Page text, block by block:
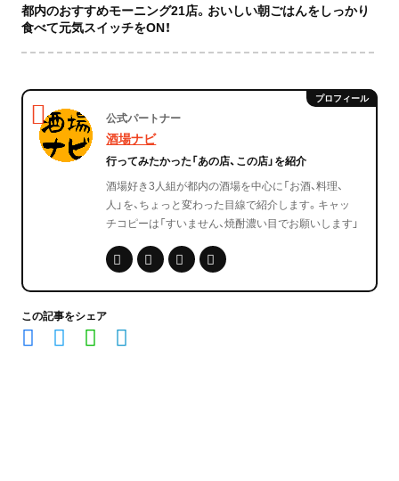
都内のおすすめモーニング21店。おいしい朝ごはんをしっかり
食べて元気スイッチをON！
公式パートナー
酒場ナビ
行ってみたかった「あの店、この店」を紹介
酒場好き3人組が都内の酒場を中心に「お酒、料理、
人」を、ちょっと変わった目線で紹介します。キャッ
チコピーは「すいません、焼酎濃い目でお願いします」
この記事をシェア